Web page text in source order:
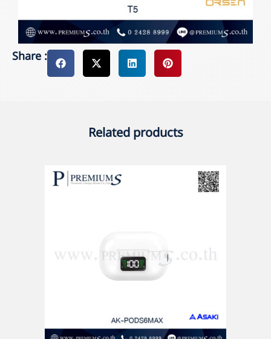
Share :
Related products